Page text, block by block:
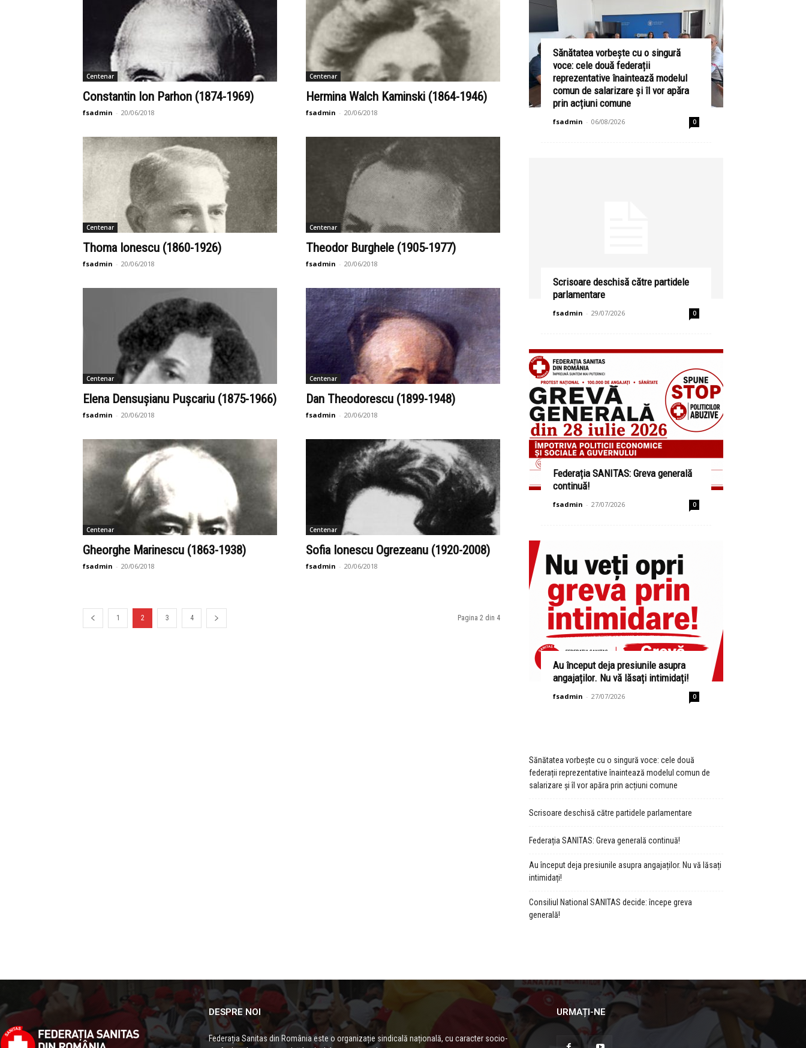
Centenar
Constantin Ion Parhon (1874-1969)
fsadmin - 20/06/2018
Centenar
Hermina Walch Kaminski (1864-1946)
fsadmin - 20/06/2018
Centenar
Thoma Ionescu (1860-1926)
fsadmin - 20/06/2018
Centenar
Theodor Burghele (1905-1977)
fsadmin - 20/06/2018
Centenar
Elena Densușianu Pușcariu (1875-1966)
fsadmin - 20/06/2018
Centenar
Dan Theodorescu (1899-1948)
fsadmin - 20/06/2018
Centenar
Gheorghe Marinescu (1863-1938)
fsadmin - 20/06/2018
Centenar
Sofia Ionescu Ogrezeanu (1920-2008)
fsadmin - 20/06/2018
1 2 3 4 Pagina 2 din 4
Sănătatea vorbește cu o singură
voce: cele două federații
reprezentative înaintează modelul
comun de salarizare și îl vor apăra
prin acțiuni comune
fsadmin - 06/08/2026 0
Scrisoare deschisă către partidele
parlamentare
fsadmin - 29/07/2026 0
Federația SANITAS: Greva generală
continuă!
fsadmin - 27/07/2026 0
Au început deja presiunile asupra
angajaților. Nu vă lăsați intimidați!
fsadmin - 27/07/2026 0
Sănătatea vorbește cu o singură voce: cele două
federații reprezentative înaintează modelul comun de
salarizare și îl vor apăra prin acțiuni comune
Scrisoare deschisă către partidele parlamentare
Federația SANITAS: Greva generală continuă!
Au început deja presiunile asupra angajaților. Nu vă lăsați
intimidați!
Consiliul National SANITAS decide: începe greva
generală!
DESPRE NOI
Federația Sanitas din România este o organizație sindicală națională, cu caracter socio-
URMAȚI-NE